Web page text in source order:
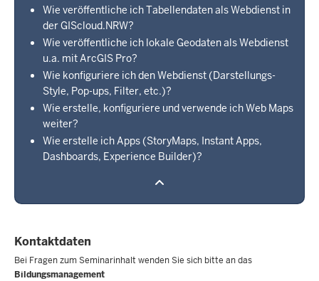
Wie veröffentliche ich Tabellendaten als Webdienst in
der GIScloud.NRW?
Wie veröffentliche ich lokale Geodaten als Webdienst
u.a. mit ArcGIS Pro?
Wie konfiguriere ich den Webdienst (Darstellungs-
Style, Pop-ups, Filter, etc.)?
Wie erstelle, konfiguriere und verwende ich Web Maps
weiter?
Wie erstelle ich Apps (StoryMaps, Instant Apps,
Dashboards, Experience Builder)?
Kontaktdaten
Bei Fragen zum Seminarinhalt wenden Sie sich bitte an das
Bildungsmanagement